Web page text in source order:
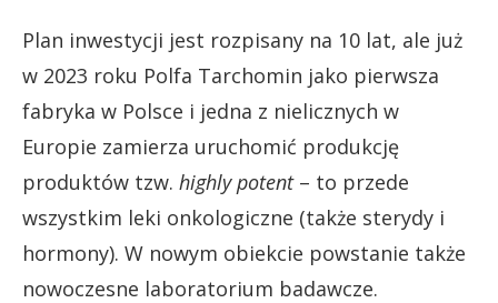
Plan inwestycji jest rozpisany na 10 lat, ale już
w 2023 roku Polfa Tarchomin jako pierwsza
fabryka w Polsce i jedna z nielicznych w
Europie zamierza uruchomić produkcję
produktów tzw. highly potent– to przede
wszystkim leki onkologiczne (także sterydy i
hormony). W nowym obiekcie powstanie także
nowoczesne laboratorium badawcze.